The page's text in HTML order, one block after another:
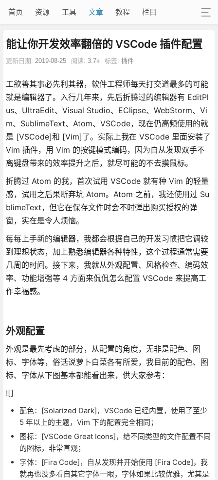
首页 资源 工具 文章 教程 栏目
能让你开发效率翻倍的 VSCode 插件配置
更新日期: 2019-08-25 阅读: 3.7k 标签: 插件
工欲善其事必先利其器，软件工程师每天打交道最多的可能
就是编辑器了。入行几年来，先后折腾过的编辑器有 EditPl
us、UltraEdit、Visual Studio、EClipse、WebStorm、Vi
m、SublimeText、Atom、VSCode，现在仍高频使用的就
是 [VSCode]和 [Vim]了。实际上我在 VSCode 里面安装了
Vim 插件，用 Vim 的按键模式编码，因为自从发现双手不
离键盘带来的效率提升之后，就尽可能的不去摸鼠标。
折腾过 Atom 的我，首次试用 VSCode 就有种 Vim 的轻量
感，试用之后果断弃坑 Atom。Atom 之前，我还使用过 Su
blimeText，但它在保存文件时会不时弹出购买授权的弹
窗，实在是令人烦恼。
每每上手新的编辑器，我都会根据自己的开发习惯把它调较
到理想状态，加上熟悉编辑器各种特性，这个过程通常需要
几周的时间。接下来，我就从外观配置、风格检查、编码效
率、功能增强等 4 方面来侃侃怎么配置 VSCode 来提高工
作幸福感。
外观配置
外观是最先考虑的部分，从配置的角度，无非是配色、图
标、字体等，俗话说萝卜白菜各有所爱，我目前的配色、图
标、字体从下图基本都能看出来，供大家参考：
![]
配色：[Solarized Dark]，VSCode 已经内置，使用了至少
5 年以上的主题，Vim 下的配置完全相同；
图标：[VSCode Great Icons]，给不同类型的文件配置不同
的图标，非常直观；
字体：[Fira Code]，自从发现并开始使用 [Fira Code]，我
就再也没多看自其它字体一眼，字体如果比较优雅，尤其是